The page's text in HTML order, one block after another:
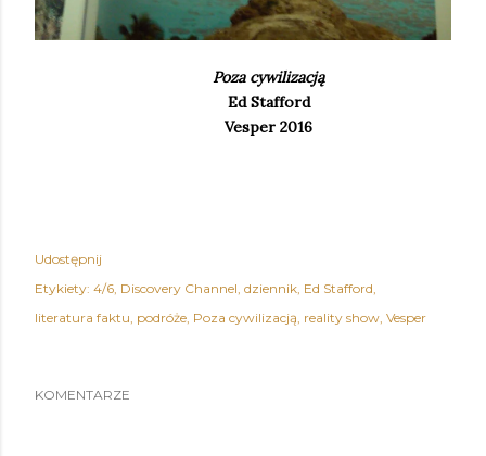
Poza cywilizacją
Ed Stafford
Vesper 2016
Udostępnij
Etykiety: 4/6 Discovery Channel dziennik Ed Stafford
literatura faktu podróże Poza cywilizacją reality show Vesper
KOMENTARZE